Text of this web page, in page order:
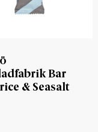
Bar
& Seasalt